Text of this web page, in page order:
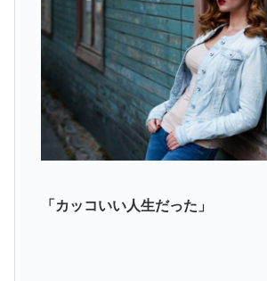
「カッコいい人生だった」